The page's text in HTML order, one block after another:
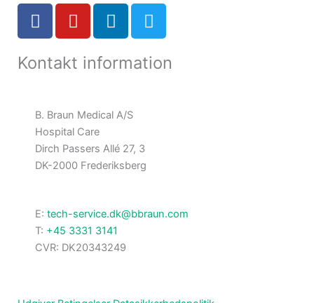
F
a
e
o
k
-
f
Y
o
t
e
L
i
k
i
T
w
t
Kontakt information
B. Braun Medical A/S
Hospital Care
Dirch Passers Allé 27, 3
DK-2000 Frederiksberg
E: tech-service.dk@bbraun.com
T: +45 3331 3141
CVR: DK20343249